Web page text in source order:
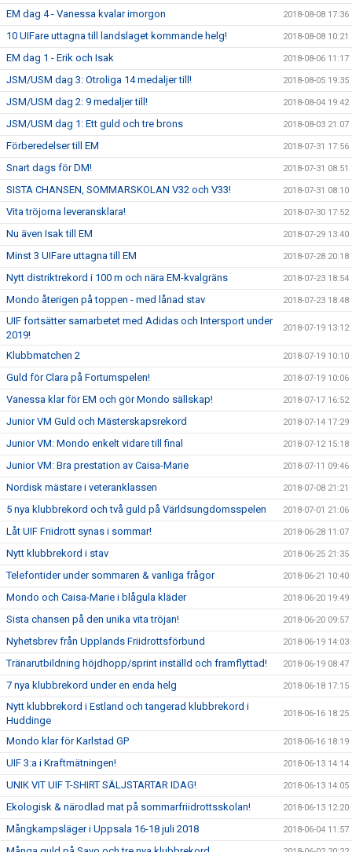
EM dag 4 - Vanessa kvalar imorgon 2018-08-08 17:36
10 UIFare uttagna till landslaget kommande helg! 2018-08-08 10:21
EM dag 1 - Erik och Isak 2018-08-06 11:17
JSM/USM dag 3: Otroliga 14 medaljer till! 2018-08-05 19:35
JSM/USM dag 2: 9 medaljer till! 2018-08-04 19:42
JSM/USM dag 1: Ett guld och tre brons 2018-08-03 21:07
Förberedelser till EM 2018-07-31 17:56
Snart dags för DM! 2018-07-31 08:51
SISTA CHANSEN, SOMMARSKOLAN V32 och V33! 2018-07-31 08:10
Vita tröjorna leveransklara! 2018-07-30 17:52
Nu även Isak till EM 2018-07-29 13:40
Minst 3 UIFare uttagna till EM 2018-07-28 20:18
Nytt distriktrekord i 100 m och nära EM-kvalgräns 2018-07-23 18:54
Mondo återigen på toppen - med lånad stav 2018-07-23 18:48
UIF fortsätter samarbetet med Adidas och Intersport under
2019!
2018-07-19 13:12
Klubbmatchen 2 2018-07-19 10:10
Guld för Clara på Fortumspelen! 2018-07-19 10:06
Vanessa klar för EM och gör Mondo sällskap! 2018-07-17 16:52
Junior VM Guld och Mästerskapsrekord 2018-07-14 17:29
Junior VM: Mondo enkelt vidare till final 2018-07-12 15:18
Junior VM: Bra prestation av Caisa-Marie 2018-07-11 09:46
Nordisk mästare i veteranklassen 2018-07-08 21:21
5 nya klubbrekord och två guld på Världsungdomsspelen 2018-07-01 21:06
Låt UIF Friidrott synas i sommar! 2018-06-28 11:07
Nytt klubbrekord i stav 2018-06-25 21:35
Telefontider under sommaren & vanliga frågor 2018-06-21 10:40
Mondo och Caisa-Marie i blågula kläder 2018-06-20 19:49
Sista chansen på den unika vita tröjan! 2018-06-20 09:57
Nyhetsbrev från Upplands Friidrottsförbund 2018-06-19 14:03
Tränarutbildning höjdhopp/sprint inställd och framflyttad! 2018-06-19 08:47
7 nya klubbrekord under en enda helg 2018-06-18 17:15
Nytt klubbrekord i Estland och tangerad klubbrekord i
Huddinge
2018-06-16 18:25
Mondo klar för Karlstad GP 2018-06-16 18:19
UIF 3:a i Kraftmätningen! 2018-06-13 14:14
UNIK VIT UIF T-SHIRT SÄLJSTARTAR IDAG! 2018-06-13 14:05
Ekologisk & närodlad mat på sommarfriidrottsskolan! 2018-06-13 12:20
Mångkampsläger i Uppsala 16-18 juli 2018 2018-06-04 11:57